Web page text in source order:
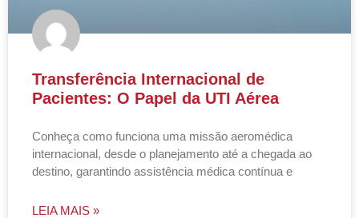
Transferência Internacional de
Pacientes: O Papel da UTI Aérea
Conheça como funciona uma missão aeromédica
internacional, desde o planejamento até a chegada ao
destino, garantindo assistência médica contínua e
LEIA MAIS »